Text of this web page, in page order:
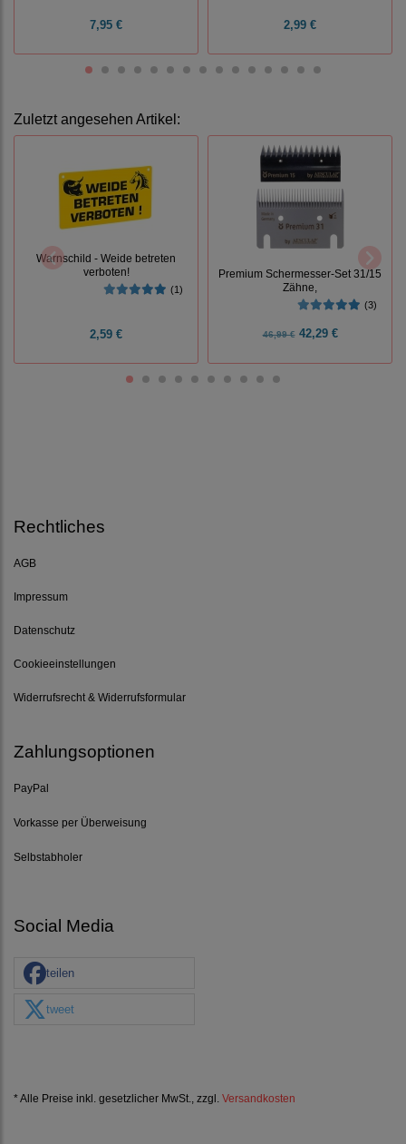
7,95 € 2,99 €
Zuletzt angesehen Artikel:
Warnschild - Weide betreten
verboten!
(1)
2,59 €
Premium Schermesser-Set 31/15
Zähne,
(3)
46,99 €42,29 €
Rechtliches
AGB
Impressum
Datenschutz
Cookieeinstellungen
Widerrufsrecht & Widerrufsformular
Zahlungsoptionen
PayPal
Vorkasse per Überweisung
Selbstabholer
Social Media
teilen
tweet
* Alle Preise inkl. gesetzlicher MwSt., zzgl. Versandkosten